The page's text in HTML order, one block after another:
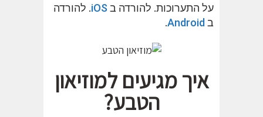
על התערוכות. להורדה ב iOS. להורדה
ב Android
.
איך מגיעים למוזיאון
הטבע?